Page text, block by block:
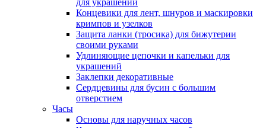
для украшений
Концевики для лент, шнуров и маскировки
кримпов и узелков
Защита ланки (тросика) для бижутерии
своими руками
Удлиняющие цепочки и капельки для
украшений
Заклепки декоративные
Сердцевины для бусин с большим
отверстием
Часы
Основы для наручных часов